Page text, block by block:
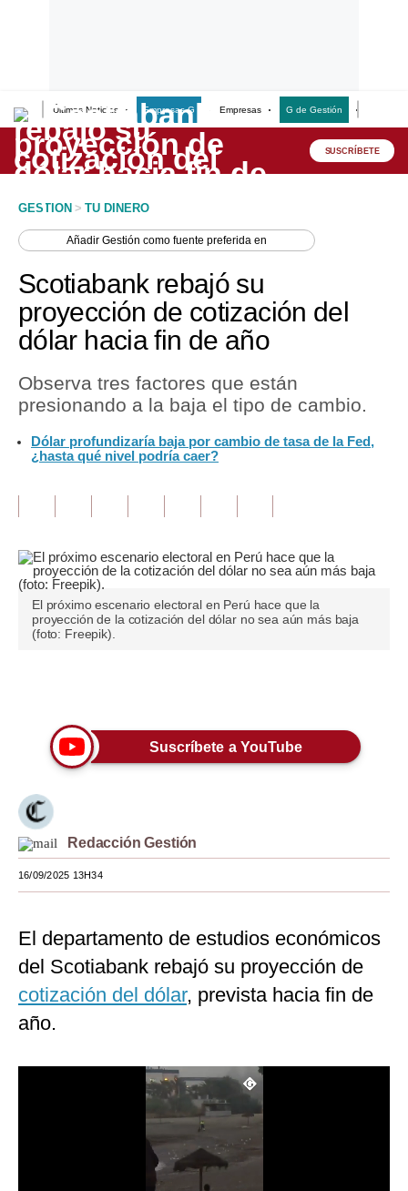
Últimas Noticias Empresas G Empresas G de Gestión
Lo último
Peru Quiosco
Economía
Mercados
Política
Tu Dinero
Inmobiliarias
Plus G
Opinión
Editorial
Tendencias
Lujo
Viajes
Moda
Estilos
EEUU
México
España
SUSCRÍBETE
GESTION > TU DINERO
AñadirGestión como fuente preferida en
Scotiabank rebajó su
proyección de cotización del
dólar hacia fin de año
Observa tres factores que están
presionando a la baja el tipo de cambio.
Dólar profundizaría baja por cambio de tasa de la Fed,
¿hasta qué nivel podría caer?
El próximo escenario electoral en Perú hace que la
proyección de la cotización del dólar no sea aún más baja
(foto: Freepik).
Suscríbete a YouTube
Redacción Gestión
16/09/2025 13H34
El departamento de estudios económicos
del Scotiabank rebajó su proyección de
cotización del dólar, prevista hacia fin de
año.